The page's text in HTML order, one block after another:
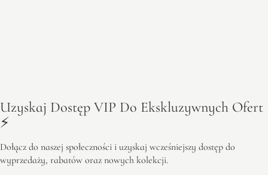
Uzyskaj Dostęp VIP Do Ekskluzywnych Ofert
⚡️
Dołącz do naszej społeczności i uzyskaj wcześniejszy dostęp do
wyprzedaży, rabatów oraz nowych kolekcji.